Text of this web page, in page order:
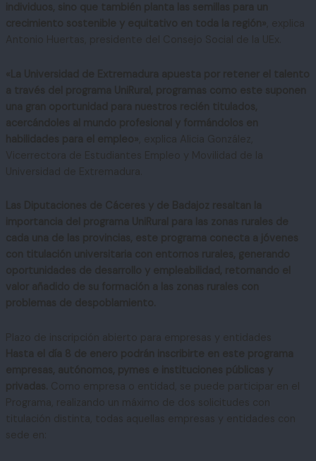
individuos, sino que también planta las semillas para un
crecimiento sostenible y equitativo en toda la región» , explica
Antonio Huertas, presidente del Consejo Social de la UEx.
«La Universidad de Extremadura apuesta por retener el talento
a través del programa UniRural, programas como este suponen
una gran oportunidad para nuestros recién titulados,
acercándoles al mundo profesional y formándolos en
habilidades para el empleo» , explica Alicia González,
Vicerrectora de Estudiantes Empleo y Movilidad de la
Universidad de Extremadura.
Las Diputaciones de Cáceres y de Badajoz resaltan la
importancia del programa UniRural para las zonas rurales de
cada una de las provincias, este programa conecta a jóvenes
con titulación universitaria con entornos rurales, generando
oportunidades de desarrollo y empleabilidad, retornando el
valor añadido de su formación a las zonas rurales con
problemas de despoblamiento.
Plazo de inscripción abierto para empresas y entidades
Hasta el día 8 de enero podrán inscribirte en este programa
empresas, autónomos, pymes e instituciones públicas y
privadas. Como empresa o entidad, se puede participar en el
Programa, realizando un máximo de dos solicitudes con
titulación distinta, todas aquellas empresas y entidades con
sede en: